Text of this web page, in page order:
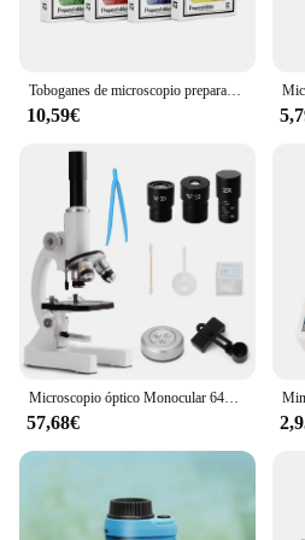
for all your scientific
10,59€
57,68€